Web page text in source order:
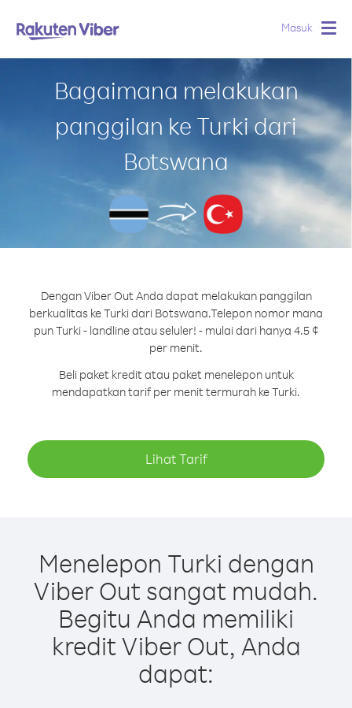
Masuk
Bagaimana melakukan
panggilan ke Turki dari
Botswana
Dengan Viber Out Anda dapat melakukan panggilan
berkualitas ke Turki dari Botswana.Telepon nomor mana
pun Turki - landline atau seluler! - mulai dari hanya 4.5 ¢
per menit.
Beli paket kredit atau paket menelepon untuk
mendapatkan tarif per menit termurah ke Turki.
Lihat Tarif
Menelepon Turki dengan
Viber Out sangat mudah.
Begitu Anda memiliki
kredit Viber Out, Anda
dapat: